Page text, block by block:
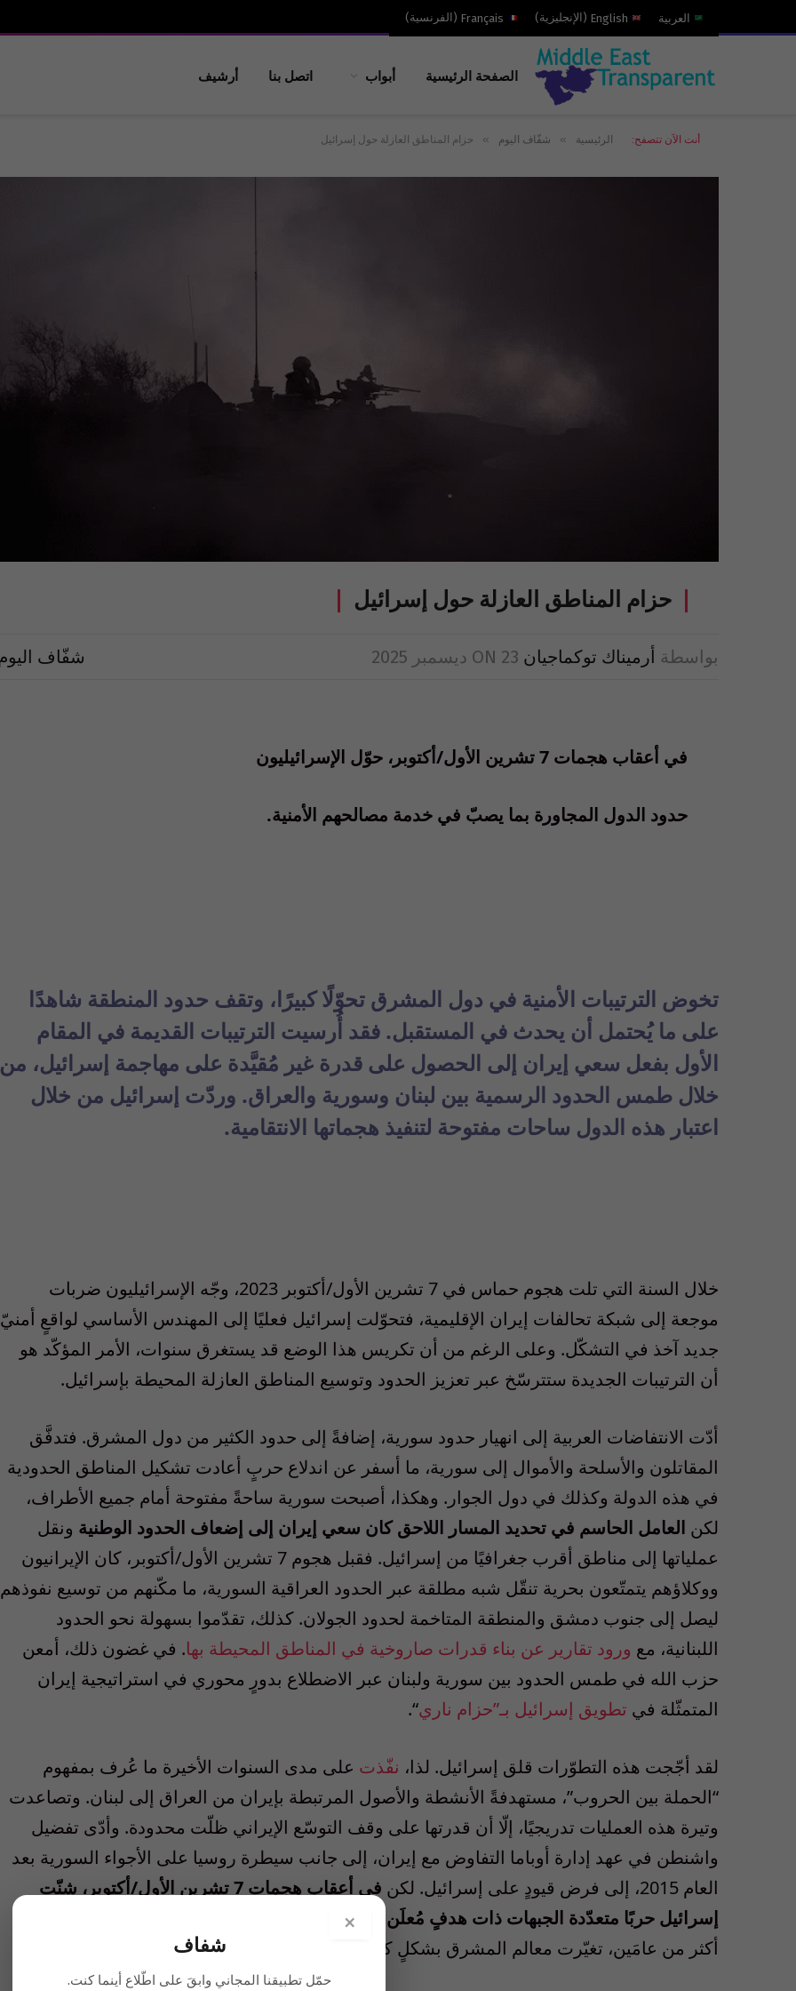
العربية English
( الإنجليزية)
Français
( الفرنسية)
الصفحة الرئيسية أبواب اتصل بنا أرشيف
أنت الآن تتصفح: الرئيسية » شفّاف اليوم » حزام المناطق العازلة حول إسرائيل
حزام المناطق العازلة حول إسرائيل
بواسطة أرميناك توكماجيان ON 23 ديسمبر 2025 شفّاف
في أعقاب هجمات 7 تشرين الأول/أكتوبر، حوّل الإسرائيليون
حدود الدول المجاورة بما يصبّ في خدمة مصالحهم الأمنية.
تخوض الترتيبات الأمنية في دول المشرق تحوّلًا كبيرًا، وتقف حدود المنطقة شاهدًا
على ما يُحتمل أن يحدث في المستقبل. فقد أُرسيت الترتيبات القديمة في المقام
الأول بفعل سعي إيران إلى الحصول على قدرة غير مُقيَّدة على مهاجمة إسرائيل، من
خلال طمس الحدود الرسمية بين لبنان وسورية والعراق. وردّت إسرائيل من خلال
اعتبار هذه الدول ساحات مفتوحة لتنفيذ هجماتها الانتقامية.
خلال السنة التي تلت هجوم حماس في 7 تشرين الأول/أكتوبر 2023، وجّه الإسرائيليون ضربات
موجعة إلى شبكة تحالفات إيران الإقليمية، فتحوّلت إسرائيل فعليًا إلى المهندس الأساسي لواقعٍ أمنيّ
جديد آخذ في التشكّل. وعلى الرغم من أن تكريس هذا الوضع قد يستغرق سنوات، الأمر المؤكّد هو
أن الترتيبات الجديدة ستترسّخ عبر تعزيز الحدود وتوسيع المناطق العازلة المحيطة بإسرائيل.
أدّت الانتفاضات العربية إلى انهيار حدود سورية، إضافةً إلى حدود الكثير من دول المشرق. فتدفَّق
المقاتلون والأسلحة والأموال إلى سورية، ما أسفر عن اندلاع حربٍ أعادت تشكيل المناطق الحدودية
في هذه الدولة وكذلك في دول الجوار. وهكذا، أصبحت سورية ساحةً مفتوحة أمام جميع الأطراف،
لكن العامل الحاسم في تحديد المسار اللاحق كان سعي إيران إلى إضعاف الحدود الوطنية ونقل
عملياتها إلى مناطق أقرب جغرافيًا من إسرائيل. فقبل هجوم 7 تشرين الأول/أكتوبر، كان الإيرانيون
ووكلاؤهم يتمتّعون بحرية تنقّل شبه مطلقة عبر الحدود العراقية السورية، ما مكّنهم من توسيع نفوذهم
ليصل إلى جنوب دمشق والمنطقة المتاخمة لحدود الجولان. كذلك، تقدّموا بسهولة نحو الحدود
اللبنانية، مع ورود تقارير عن بناء قدرات صاروخية في المناطق المحيطة بها. في غضون ذلك، أمعن
حزب الله في طمس الحدود بين سورية ولبنان عبر الاضطلاع بدورٍ محوري في استراتيجية إيران
المتمثّلة في تطويق إسرائيل بـ”حزام ناري“.
لقد أجّجت هذه التطوّرات قلق إسرائيل. لذا، نفّذت على مدى السنوات الأخيرة ما عُرف بمفهوم
“الحملة بين الحروب”، مستهدفةً الأنشطة والأصول المرتبطة بإيران من العراق إلى لبنان. وتصاعدت
وتيرة هذه العمليات تدريجيًا، إلّا أن قدرتها على وقف التوسّع الإيراني ظلّت محدودة. وأدّى تفضيل
واشنطن في عهد إدارة أوباما التفاوض مع إيران، إلى جانب سيطرة روسيا على الأجواء السورية بعد
العام 2015، إلى فرض قيودٍ على إسرائيل. لكن
في أعقاب هجمات 7 تشرين الأول/أكتوبر، شنّت
إسرائيل حربًا متعدّدة الجبهات ذات هدفٍ مُعلَن هو
إعادة تشكيل صورة جديدة للشرق الأوسط
أكثر من عامَين، تغيّرت معالم المشرق بشكلٍ كبير، وانهار محور المقاومة الموالي لإيران.
×
شفاف
حمّل تطبيقنا المجاني وابقَ على اطّلاع أينما كنت.